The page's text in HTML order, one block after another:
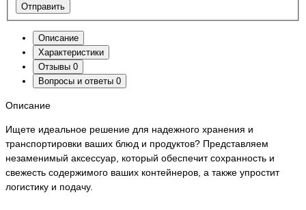
Отправить
Описание
Характеристики
Отзывы 0
Вопросы и ответы 0
Описание
Ищете идеальное решение для надежного хранения и
транспортировки ваших блюд и продуктов? Представляем
незаменимый аксессуар, который обеспечит сохранность и
свежесть содержимого ваших контейнеров, а также упростит
логистику и подачу.